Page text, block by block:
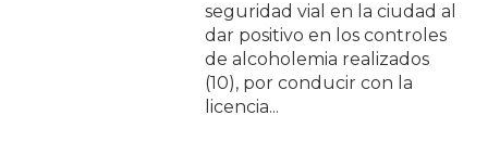
seguridad vial en la ciudad al
dar positivo en los controles
de alcoholemia realizados
(10), por conducir con la
licencia...